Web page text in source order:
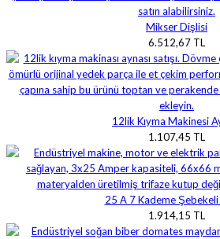
Mikser Dişlisi
6.512,67 TL
12lik Kıyma Makinesi
1.107,45 TL
25 A 7 Kademe
1.914,15 TL